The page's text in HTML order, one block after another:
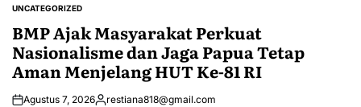
POSTED
UNCATEGORIZED
BMP Ajak Masyarakat Perkuat
Nasionalisme dan Jaga Papua Tetap
Aman Menjelang HUT Ke-81 RI
Agustus 7, 2026 restiana818@gmail.com